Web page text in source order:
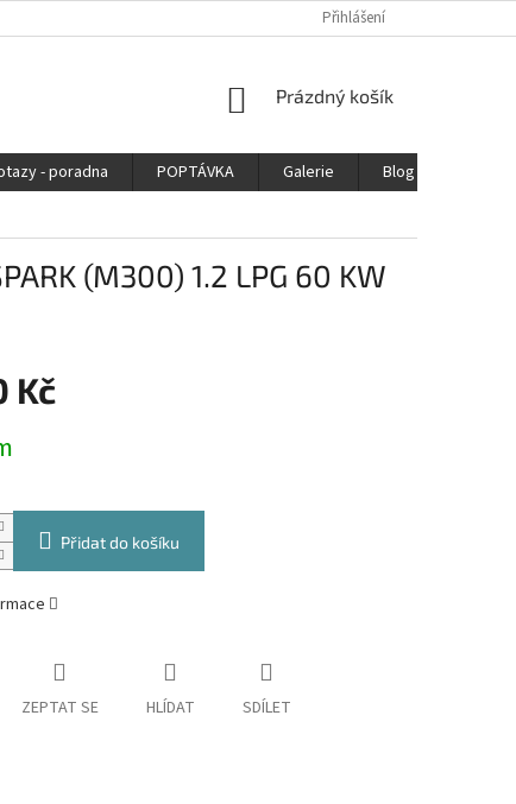
Přihlášení
NÁKUPNÍ
Prázdný košík
- poradna POPTÁVKA Galerie Blog
(M300) 1.2 LPG 60 KW
Kč
Přidat do košíku
ZEPTAT SE HLÍDAT SDÍLET